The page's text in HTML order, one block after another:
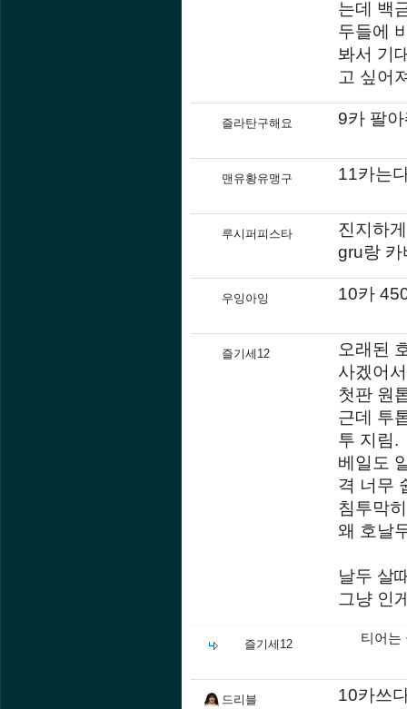
는데 백
두들에
봐서 기
고 싶어
즐라탄구해요 9카 팔
맨유황유맹구 11카는
루시퍼피스타
진지하
gru랑 카
우잉아잉 10카
즐기세12
오래된
사겠어
첫판 원
근데 투
투 지림.
베일도
격 너무
침투막
왜 호날
날두 살
그냥 인
즐기세12 티어는
드리블
10카쓰